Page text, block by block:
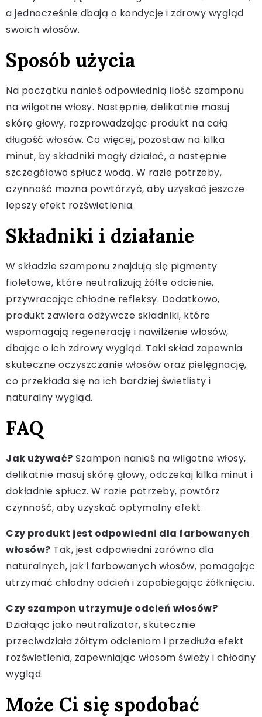
a jednocześnie dbają o kondycję i zdrowy wygląd
swoich włosów.
Sposób użycia
Na początku nanieś odpowiednią ilość szamponu
na wilgotne włosy. Następnie, delikatnie masuj
skórę głowy, rozprowadzając produkt na całą
długość włosów. Co więcej, pozostaw na kilka
minut, by składniki mogły działać, a następnie
szczegółowo spłucz wodą. W razie potrzeby,
czynność można powtórzyć, aby uzyskać jeszcze
lepszy efekt rozświetlenia.
Składniki i działanie
W składzie szamponu znajdują się pigmenty
fioletowe, które neutralizują żółte odcienie,
przywracając chłodne refleksy. Dodatkowo,
produkt zawiera odżywcze składniki, które
wspomagają regenerację i nawilżenie włosów,
dbając o ich zdrowy wygląd. Taki skład zapewnia
skuteczne oczyszczanie włosów oraz pielęgnację,
co przekłada się na ich bardziej świetlisty i
naturalny wygląd.
FAQ
Jak używać? Szampon nanieś na wilgotne włosy,
delikatnie masuj skórę głowy, odczekaj kilka minut i
dokładnie spłucz. W razie potrzeby, powtórz
czynność, aby uzyskać optymalny efekt.
Czy produkt jest odpowiedni dla farbowanych
włosów? Tak, jest odpowiedni zarówno dla
naturalnych, jak i farbowanych włosów, pomagając
utrzymać chłodny odcień i zapobiegając żółknięciu.
Czy szampon utrzymuje odcień włosów?
Działając jako neutralizator, skutecznie
przeciwdziała żółtym odcieniom i przedłuża efekt
rozświetlenia, zapewniając włosom świeży i chłodny
wygląd.
Może Ci się spodobać